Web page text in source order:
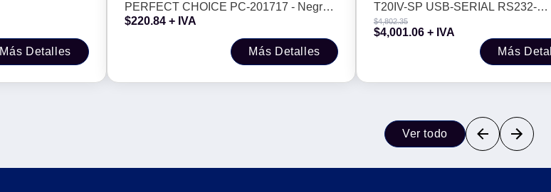
Más Detalles
PERFECT CHOICE PC-201717 - Negro,
1000 DPI
$220.84 + IVA
Más Detalles
T20IV-SP USB-SERIAL RS232-
ETHERNET C31CL47022 -
$4,802.35
$4,001.06 + IVA
Más
Ver todo